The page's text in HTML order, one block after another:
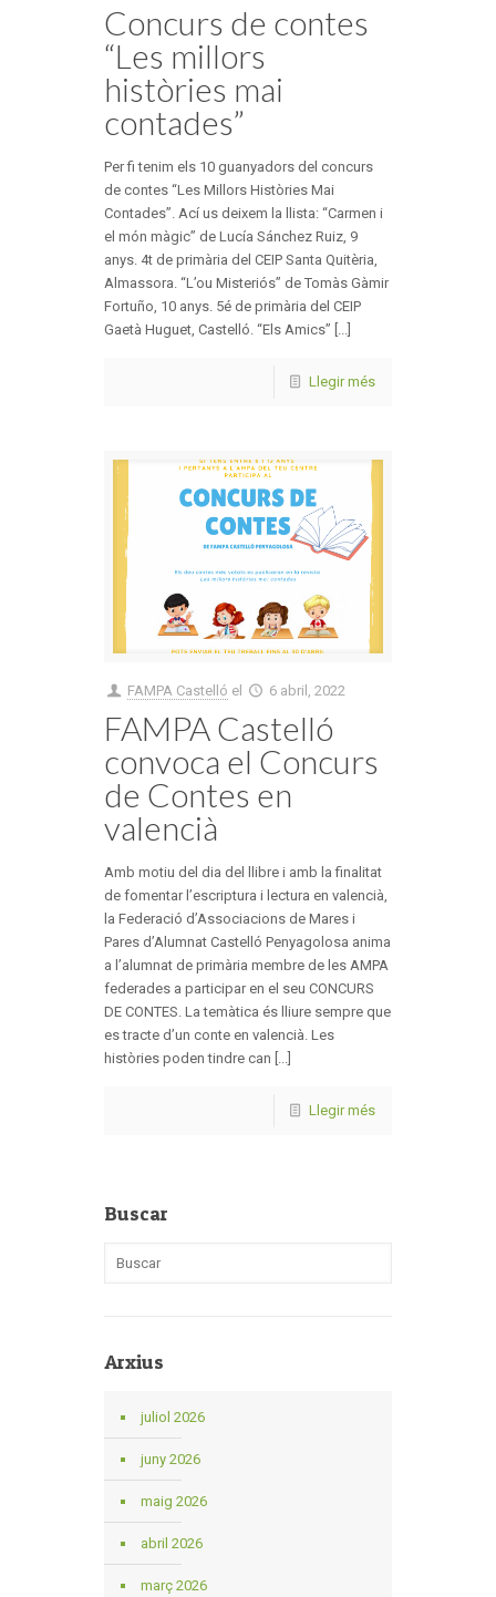
Concurs de contes
“Les millors
històries mai
contades”
Per fi tenim els 10 guanyadors del concurs
de contes “Les Millors Històries Mai
Contades”. Ací us deixem la llista: “Carmen i
el món màgic” de Lucía Sánchez Ruiz, 9
anys. 4t de primària del CEIP Santa Quitèria,
Almassora. “L’ou Misteriós” de Tomàs Gàmir
Fortuño, 10 anys. 5é de primària del CEIP
Gaetà Huguet, Castelló. “Els Amics” [...]
Llegir més
FAMPA Castelló el 6 abril, 2022
FAMPA Castelló
convoca el Concurs
de Contes en
valencià
Amb motiu del dia del llibre i amb la finalitat
de fomentar l’escriptura i lectura en valencià,
la Federació d’Associacions de Mares i
Pares d’Alumnat Castelló Penyagolosa anima
a l’alumnat de primària membre de les AMPA
federades a participar en el seu CONCURS
DE CONTES. La temàtica és lliure sempre que
es tracte d’un conte en valencià. Les
històries poden tindre can [...]
Llegir més
Buscar
Arxius
juliol 2026
juny 2026
maig 2026
abril 2026
març 2026